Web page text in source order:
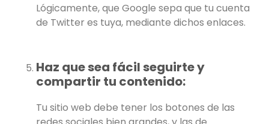
Lógicamente, que Google sepa que tu cuenta
de Twitter es tuya, mediante dichos enlaces.
Haz que sea fácil seguirte y
compartir tu contenido:
Tu sitio web debe tener los botones de las